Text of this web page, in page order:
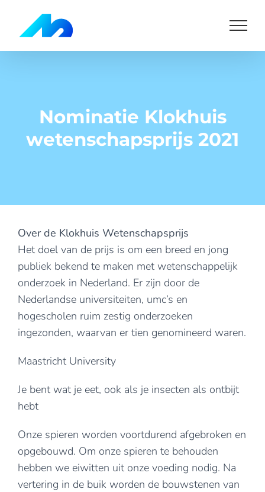
content
Nominatie Klokhuis
wetenschapsprijs 2021
Over de Klokhuis Wetenschapsprijs
Het doel van de prijs is om een breed en jong
publiek bekend te maken met wetenschappelijk
onderzoek in Nederland. Er zijn door de
Nederlandse universiteiten, umc’s en
hogescholen ruim zestig onderzoeken
ingezonden, waarvan er tien genomineerd waren.
Maastricht University
Je bent wat je eet, ook als je insecten als ontbijt
hebt
Onze spieren worden voortdurend afgebroken en
opgebouwd. Om onze spieren te behouden
hebben we eiwitten uit onze voeding nodig. Na
vertering in de buik worden de bouwstenen van